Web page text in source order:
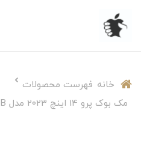
خانه فهرست محصولات
مک بوک پرو 14 اینچ 2023 مدل MPH F3 16GB-1TB